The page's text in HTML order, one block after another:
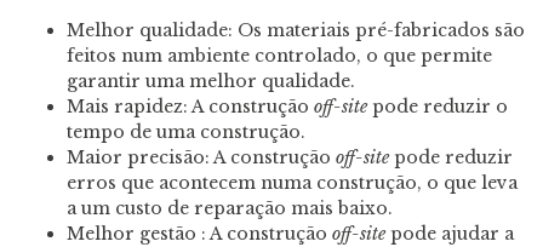
Melhor qualidade: Os materiais pré-fabricados são
feitos num ambiente controlado, o que permite
garantir uma melhor qualidade.
Mais rapidez: A construção off-sitepode reduzir o
tempo de uma construção.
Maior precisão: A construção off-sitepode reduzir
erros que acontecem numa construção, o que leva
a um custo de reparação mais baixo.
Melhor gestão : A construção off-sitepode ajudar a